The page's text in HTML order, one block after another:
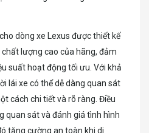
dòng xe Lexus được thiết kế
lượng cao của hãng, đảm
suất hoạt động tối ưu. Với khả
lái xe có thể dễ dàng quan sát
cách chi tiết và rõ ràng. Điều
quan sát và đánh giá tình hình
tăng cường an toàn khi di